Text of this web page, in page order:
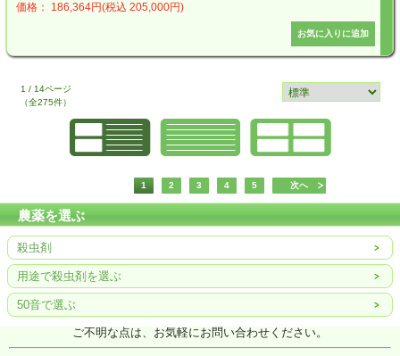
価格： 186,364円(税込 205,000円)
1 / 14ページ
（全275件）
1 2 3 4 5 次へ
農薬を選ぶ
殺虫剤
用途で殺虫剤を選ぶ
50音で選ぶ
ご不明な点は、お気軽にお問い合わせください。